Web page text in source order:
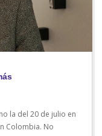
la del 20 de julio en
Colombia. No